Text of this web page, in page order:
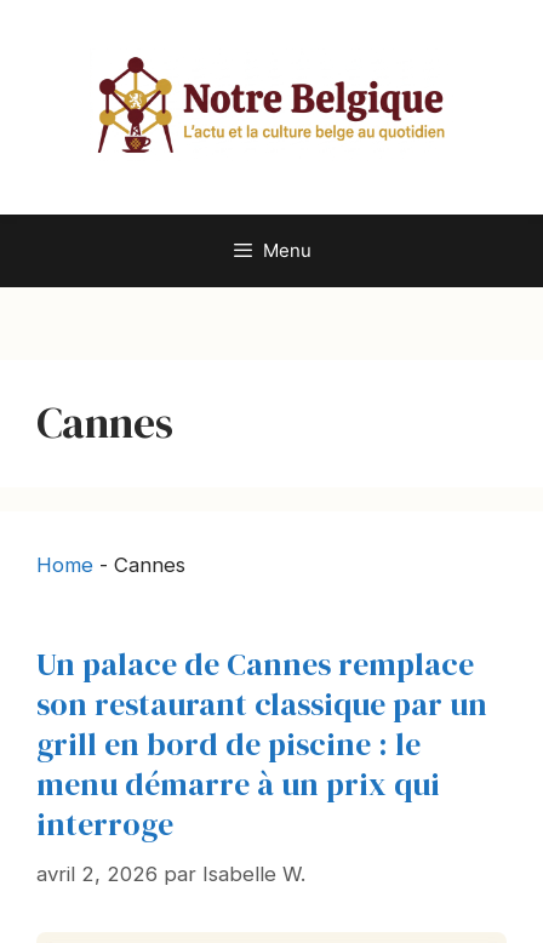
Menu
Cannes
Home - Cannes
Un palace de Cannes remplace
son restaurant classique par un
grill en bord de piscine : le
menu démarre à un prix qui
interroge
avril 2, 2026 par Isabelle W.